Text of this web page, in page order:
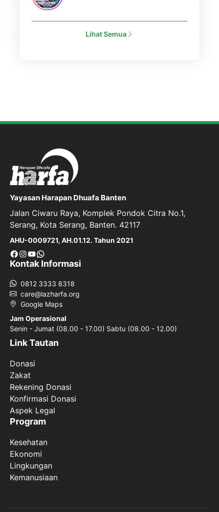
Lihat Semua
Yayasan Harapan Dhuafa Banten
Jalan Ciwaru Raya, Komplek Pondok Citra No.1,
Serang, Kota Serang, Banten. 42117
AHU-0009721, AH.01.12. Tahun 2021
Facebook
Instagram
YouTube
WhatsApp
Kontak Informasi
0812 3333 8318
care@lazharfa.org
Google Maps
Jam Operasional
Senin - Jumat (08.00 - 17.00) Sabtu (08.00 - 12.00)
Link Tautan
Donasi
Zakat
Rekening Donasi
Konfirmasi Donasi
Aspek Legal
Program
Kesehatan
Ekonomi
Lingkungan
Kemanusiaan